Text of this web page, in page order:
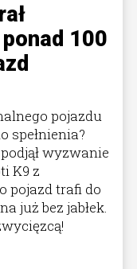
100
pojazdu
spełnienia?
wyzwanie
K9 z
pojazd trafi do
już bez jabłek.